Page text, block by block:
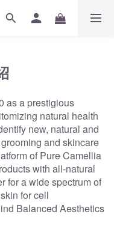
as a prestigious
natural health
new, natural and
and skincare
of Pure Camellia
with all-natural
for a wide spectrum of
for cell
Balanced Aesthetics